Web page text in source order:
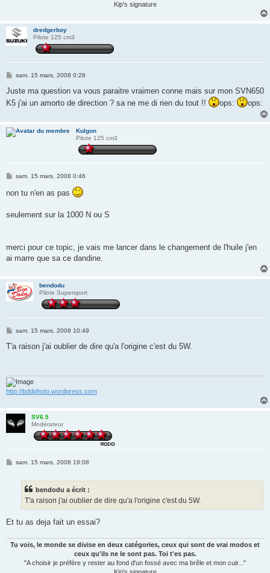
Kip's signature
dredgerboy
Pilote 125 cm3
M
s
a
sam. 15 mars, 2008 0:26
Juste ma question va vous paraitre vraimen conne mais sur mon SVN650
K5 j'ai un amorto de direction ? sa ne me di rien du tout !!
ops: ops:
Kulgon
Pilote 125 cm3
M
s
s
g
e
sam. 15 mars, 2008 0:46
non tu n'en as pas
seulement sur la 1000 N ou S
merci pour ce topic, je vais me lancer dans le changement de l'huile j'en
ai marre que sa ce dandine.
bendodu
Pilote Supersport
M
s
sam. 15 mars, 2008 10:49
T'a raison j'ai oublier de dire qu'a l'origine c'est du 5W.
http://bddphoto.wordpress.com
SV6.5
Modérateur
Msam. 15 mars, 2008 19:08
bendodu a écrit :
T'a raison j'ai oublier de dire qu'a l'origine c'est du 5W.
Et tu as deja fait un essai?
Tu vois, le monde se divise en deux catégories, ceux qui sont de vrai modos et
ceux qu'ils ne le sont pas. Toi t'es pas.
"A choisir je préfère y rester au fond d'un fossé avec ma brêle et mon cuir..."
Kip's signature